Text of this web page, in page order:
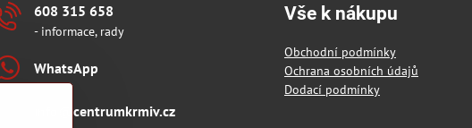
608 315 658
- informace, rady
WhatsApp
info​@centrumkrmiv​.cz
Vše k nákupu
Obchodní podmínky
Ochrana osobních údajů
Dodací podmínky